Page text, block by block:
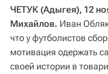
ЧЕТУК (Адыгея), 12
Михайлов. Иван
что у футболистов
мотивация одержать
своей истории в